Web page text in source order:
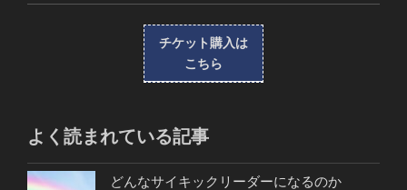
チケット購入は
こちら
よく読まれている記事
どんなサイキックリーダーになるのか